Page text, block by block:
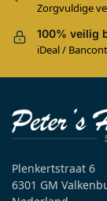
Zorgvuldige
100% veilig
iDeal /
Plenkertstraat 6
6301 GM